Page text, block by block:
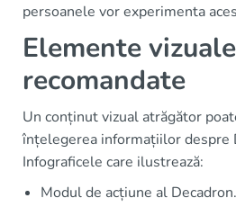
persoanele vor experimenta
Elemente vizuale
recomandate
Un conținut vizual atrăgător
înțelegerea informațiilor despre
Infograficele care ilustrează:
Modul de acțiune al Decadron.